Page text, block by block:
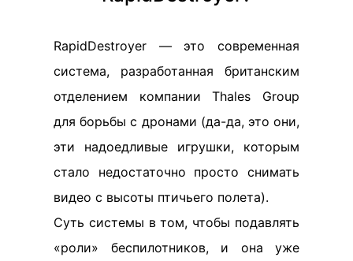
RapidDestroyer — это современная
система, разработанная британским
отделением компании Thales Group
для борьбы с дронами (да-да, это они,
эти надоедливые игрушки, которым
стало недостаточно просто снимать
видео с высоты птичьего полета).
Суть системы в том, чтобы подавлять
«роли» беспилотников, и она уже